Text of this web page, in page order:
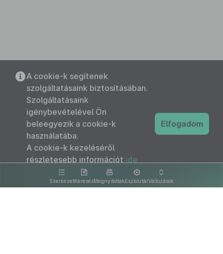
SzerkezetKeresésMegnyitottakEszköztárVáltozások
A cookie-k segítenek
szolgáltatásaink biztosításában.
Szolgáltatásaink
igénybevételével Ön
beleegyezik a cookie-k
használatába.
A cookie-k kezeléséről
részletesebb információt ide
kattintva olvashat.
Elfogadom